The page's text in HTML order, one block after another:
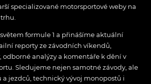
specializované motorsportové weby na
formule 1 a přinášíme aktuální
reporty ze závodních víkendů,
odborné analýzy a komentáře k dění v
Sledujeme nejen samotné závody, ale
jezdců, technický vývoj monopostů i